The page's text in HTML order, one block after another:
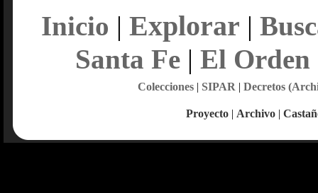
Inicio | Explorar |
Santa Fe| El Orden
Colecciones| SIPAR | Decretos
Proyecto | Archivo |